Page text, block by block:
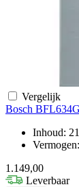
Vergelijk
Bosch
Inhoud:
1.149,00
Leverbaar